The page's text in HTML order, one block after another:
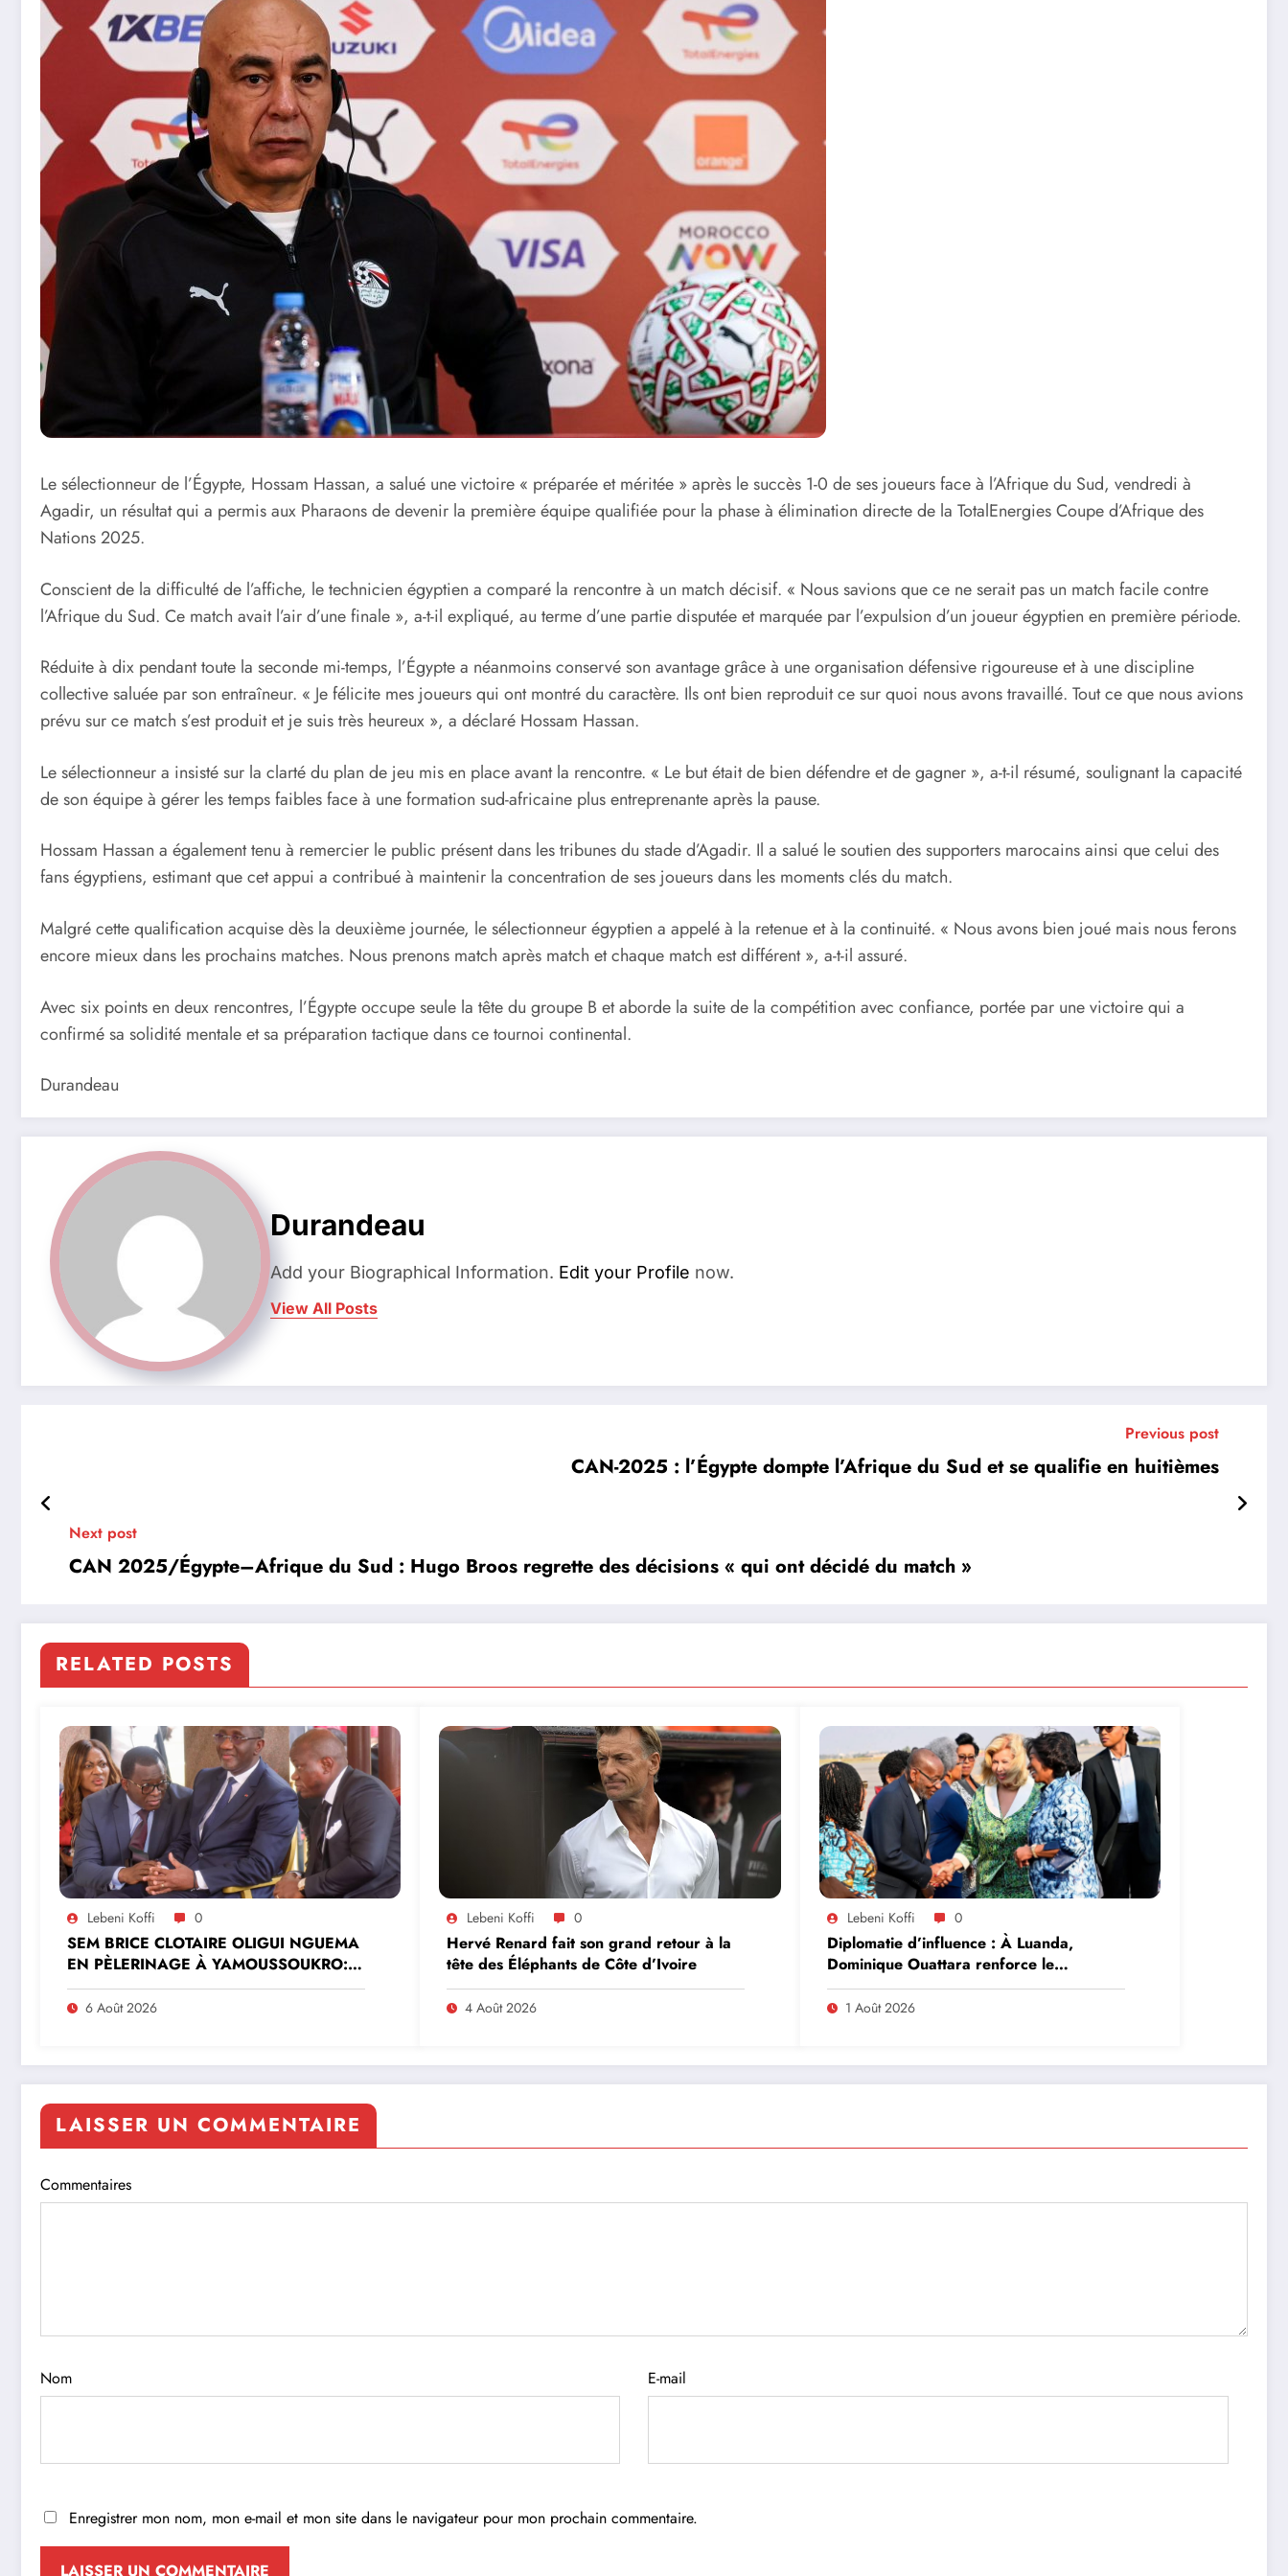
Le sélectionneur de l’Égypte, Hossam Hassan, a salué une victoire « préparée et méritée » après le succès 1-0 de ses joueurs face à l’Afrique du Sud, vendredi à
Agadir, un résultat qui a permis aux Pharaons de devenir la première équipe qualifiée pour la phase à élimination directe de la TotalEnergies Coupe d’Afrique des
Nations 2025.
Conscient de la difficulté de l’affiche, le technicien égyptien a comparé la rencontre à un match décisif. « Nous savions que ce ne serait pas un match facile contre
l’Afrique du Sud. Ce match avait l’air d’une finale », a-t-il expliqué, au terme d’une partie disputée et marquée par l’expulsion d’un joueur égyptien en première période.
Réduite à dix pendant toute la seconde mi-temps, l’Égypte a néanmoins conservé son avantage grâce à une organisation défensive rigoureuse et à une discipline
collective saluée par son entraîneur. « Je félicite mes joueurs qui ont montré du caractère. Ils ont bien reproduit ce sur quoi nous avons travaillé. Tout ce que nous avions
prévu sur ce match s’est produit et je suis très heureux », a déclaré Hossam Hassan.
Le sélectionneur a insisté sur la clarté du plan de jeu mis en place avant la rencontre. « Le but était de bien défendre et de gagner », a-t-il résumé, soulignant la capacité
de son équipe à gérer les temps faibles face à une formation sud-africaine plus entreprenante après la pause.
Hossam Hassan a également tenu à remercier le public présent dans les tribunes du stade d’Agadir. Il a salué le soutien des supporters marocains ainsi que celui des
fans égyptiens, estimant que cet appui a contribué à maintenir la concentration de ses joueurs dans les moments clés du match.
Malgré cette qualification acquise dès la deuxième journée, le sélectionneur égyptien a appelé à la retenue et à la continuité. « Nous avons bien joué mais nous ferons
encore mieux dans les prochains matches. Nous prenons match après match et chaque match est différent », a-t-il assuré.
Avec six points en deux rencontres, l’Égypte occupe seule la tête du groupe B et aborde la suite de la compétition avec confiance, portée par une victoire qui a
confirmé sa solidité mentale et sa préparation tactique dans ce tournoi continental.
Durandeau
Durandeau
Add your Biographical Information. Edit your Profile now.
View All Posts
Previous post
CAN-2025 : l’Égypte dompte l’Afrique du Sud et se qualifie en huitièmes
Next post
CAN 2025/Égypte–Afrique du Sud : Hugo Broos regrette des décisions « qui ont décidé du match »
RELATED POSTS
Lebeni Koffi 0
SEM BRICE CLOTAIRE OLIGUI NGUEMA
EN PÈLERINAGE À YAMOUSSOUKRO:LE
MINISTRE PAULIN CLAUDE DANHO
PREND PART À LA CÉRÉMONIE
6 Août 2026
Lebeni Koffi 0
Hervé Renard fait son grand retour à la
tête des Éléphants de Côte d’Ivoire
4 Août 2026
Lebeni Koffi 0
Diplomatie d’influence : À Luanda,
Dominique Ouattara renforce le
leadership solidaire de la Côte d’Ivoire
en Afrique
1 Août 2026
LAISSER UN COMMENTAIRE
Commentaires
Nom E-mail
Enregistrer mon nom, mon e-mail et mon site dans le navigateur pour mon prochain commentaire.